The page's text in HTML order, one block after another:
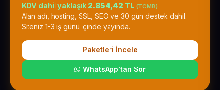
KDV dahil yaklaşık 2.854,42 TL (TCMB)
Alan adı, hosting, SSL, SEO ve 30 gün destek dahil.
Siteniz 1-3 iş günü içinde yayında.
Paketleri İncele
WhatsApp'tan Sor